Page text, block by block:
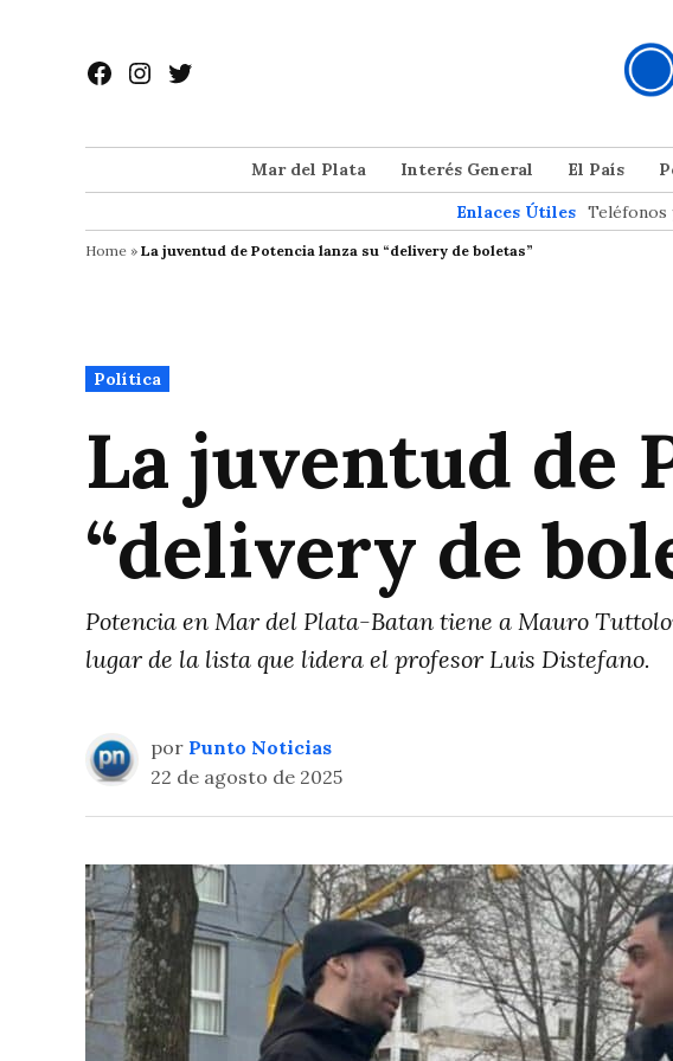
contenido
Facebook
Instagram
Twitter
Mar del Plata Interés General El País
Enlaces Útiles Teléfonos
Home » La juventud de Potencia lanza su “delivery de boletas”
Publicado
en
Política
La juventud de
“delivery de
Potencia en Mar del Plata-Batan tiene a Mauro
lugar de la lista que lidera el profesor Luis Distefano.
por Punto Noticias
22 de agosto de 2025